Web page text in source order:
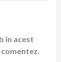
în acest